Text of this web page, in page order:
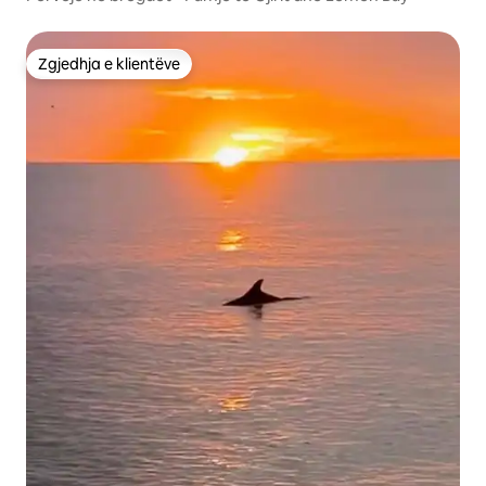
Zgjedhja e klientëve
Zgjedhja e klientëve